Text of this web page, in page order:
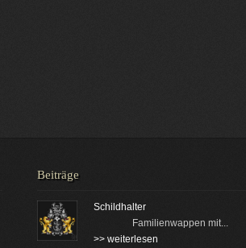
Beiträge
Schildhalter
Familienwappen mit...
>> weiterlesen